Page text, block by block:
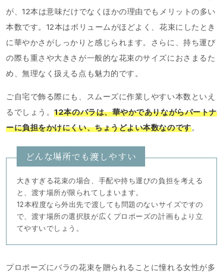
が、12本は意味だけでなくほかの理由でもメリットの多い
本数です。12本はボリュームがほどよく、花束にしたとき
に華やかさがしっかりと感じられます。さらに、持ち運び
の際も重さや大きさが一般的な花束のサイズにおさまるた
め、無理なく扱える点も魅力的です。
ご自宅で飾る際にも、スムーズに作業しやすい本数といえ
るでしょう。12本のバラは、華やかでありながらパートナ
ーに負担をかけにくい、ちょうどよい本数なのです。
どんな場所でも渡しやすい
大きすぎる花束の場合、手配や持ち運びの負担を考える
と、渡す場所が限られてしまいます。
12本程度なら外出先で渡しても問題のないサイズですの
で、渡す場所の選択肢が広くプロポーズの計画もより立
てやすいでしょう。
プロポーズにバラの花束を贈られることに憧れる女性が多